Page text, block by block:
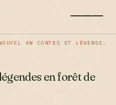
AN CONTES ET LÉGENDES EN FORÊT DE BROCÉLIANDE
en forêt de